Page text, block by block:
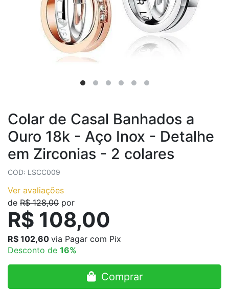
Colar de Casal Banhados a
Ouro 18k - Aço Inox - Detalhe
em Zirconias - 2 colares
COD: LSCC009
Ver avaliações
de R$ 128,00 por
R$ 108,00
R$ 102,60 via Pagar com Pix
Desconto de 16%
Comprar